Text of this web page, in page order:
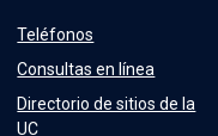
Teléfonos
Consultas en línea
Directorio de sitios de la
UC